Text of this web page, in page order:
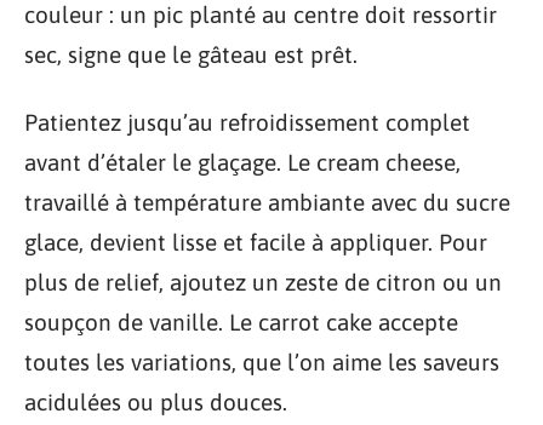
couleur : un pic planté au centre doit ressortir
sec, signe que le gâteau est prêt.
Patientez jusqu’au refroidissement complet
avant d’étaler le glaçage. Le cream cheese,
travaillé à température ambiante avec du sucre
glace, devient lisse et facile à appliquer. Pour
plus de relief, ajoutez un zeste de citron ou un
soupçon de vanille. Le carrot cake accepte
toutes les variations, que l’on aime les saveurs
acidulées ou plus douces.